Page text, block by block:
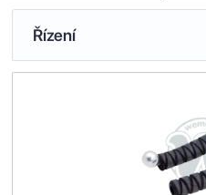
Řízení